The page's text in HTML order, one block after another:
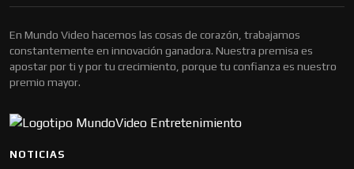
En Mundo Video hacemos las cosas de corazón, trabajamos
constantemente en innovación ganadora. Nuestra premisa es
apostar por ti y por tu crecimiento, porque tu confianza es nuestro
premio mayor.
NOTICIAS